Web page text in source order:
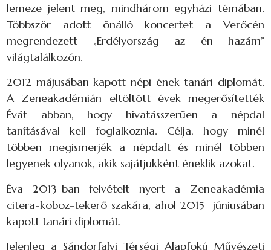
lemeze jelent meg, mindhárom egyházi témában.
Többször adott önálló koncertet a Verőcén
megrendezett „Erdélyország az én hazám”
világtalálkozón.
2012 májusában kapott népi ének tanári diplomát.
A Zeneakadémián eltöltött évek megerősítették
Évát abban, hogy hivatásszerűen a népdal
tanításával kell foglalkoznia. Célja, hogy minél
többen megismerjék a népdalt és minél többen
legyenek olyanok, akik sajátjukként éneklik azokat.
Éva 2013-ban felvételt nyert a Zeneakadémia
citera-koboz-tekerő szakára, ahol 2015 júniusában
kapott tanári diplomát.
Jelenleg a Sándorfalvi Térségi Alapfokú Művészeti